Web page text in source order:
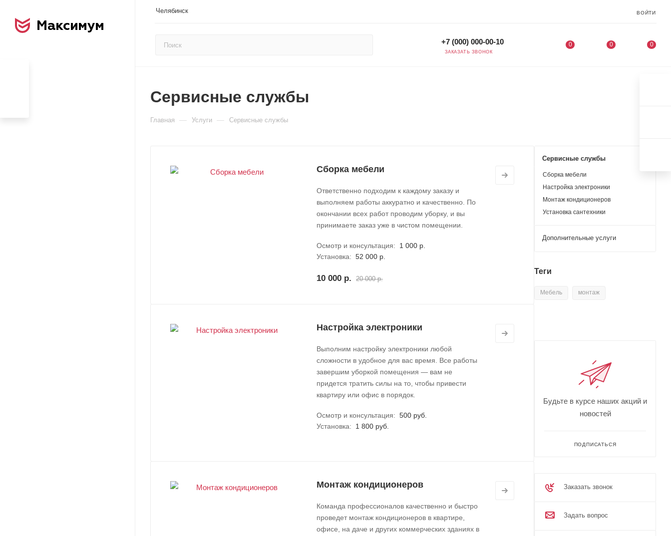
Челябинск ВОЙТИ
+7 (000) 000-00-10
ЗАКАЗАТЬ ЗВОНОК
0 0 0
Сервисные службы
Главная — Услуги — Сервисные службы
Сборка мебели
Ответственно подходим к каждому заказу и
выполняем работы аккуратно и качественно. По
окончании всех работ проводим уборку, и вы
принимаете заказ уже в чистом помещении.
Осмотр и консультация:
1 000 р.
Установка: 52 000 р.
10 000 р. 20 000 р.
Настройка электроники
Выполним настройку электроники любой
сложности в удобное для вас время. Все работы
завершим уборкой помещения — вам не
придется тратить силы на то, чтобы привести
квартиру или офис в порядок.
Осмотр и консультация: 500 руб.
Установка:
1 800 руб.
Монтаж кондиционеров
Команда профессионалов качественно и быстро
проведет монтаж кондиционеров в квартире,
офисе, на даче и других коммерческих зданиях в
Сервисные службы
Сборка мебели
Настройка электроники
Монтаж кондиционеров
Установка сантехники
Дополнительные услуги
Теги
Мебель монтаж
Будьте в курсе наших акций и
новостей
ПОДПИСАТЬСЯ
Заказать звонок
Задать вопрос